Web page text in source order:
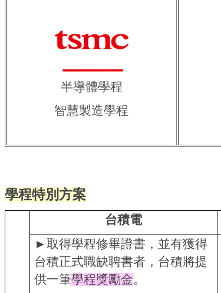
半導體學程
智慧製造學程
學程特別方案
台積電
►取得學程修畢證書，並有獲得
台積正式職缺聘書者，台積將提
供一筆學程獎勵金。